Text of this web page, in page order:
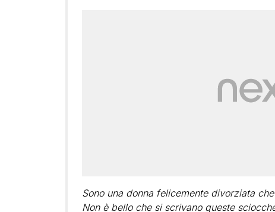
Sono una donna felicemente divorziata
Non è bello che si scrivano queste